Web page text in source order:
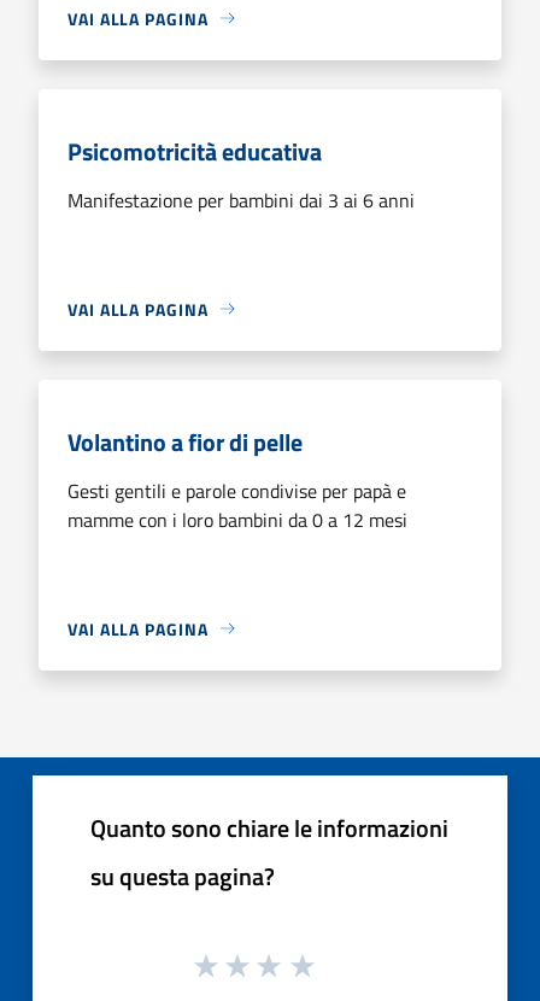
VAI ALLA PAGINA
Psicomotricità educativa
Manifestazione per bambini dai 3 ai 6 anni
VAI ALLA PAGINA
Volantino a fior di pelle
Gesti gentili e parole condivise per papà e
mamme con i loro bambini da 0 a 12 mesi
VAI ALLA PAGINA
Quanto sono chiare le informazioni
su questa pagina?